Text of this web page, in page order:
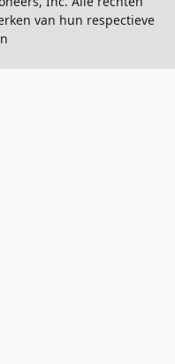
van hun respectieve